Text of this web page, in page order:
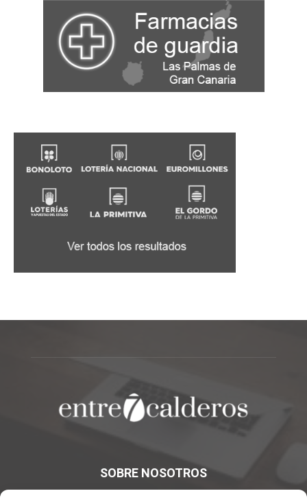
SOBRE NOSOTROS